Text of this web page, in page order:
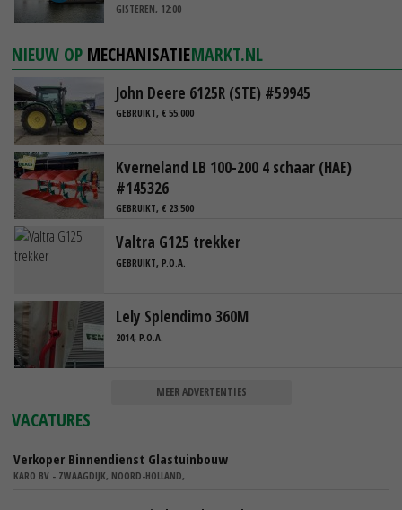
GISTEREN, 12:00
NIEUW OP MECHANISATIEMARKT.NL
John Deere 6125R (STE) #59945
GEBRUIKT, € 55.000
Kverneland LB 100-200 4 schaar (HAE)
#145326
GEBRUIKT, € 23.500
Valtra G125 trekker
GEBRUIKT, P.O.A.
Lely Splendimo 360M
2014, P.O.A.
MEER ADVERTENTIES
VACATURES
Verkoper Binnendienst Glastuinbouw
KARO BV - ZWAAGDIJK, NOORD-HOLLAND,